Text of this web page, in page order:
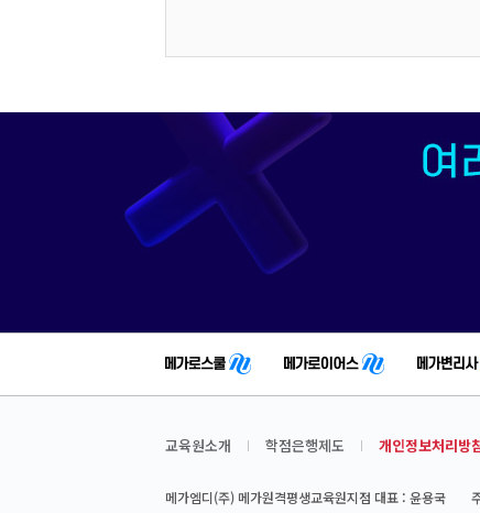
교육원소개 학점은행제도 개인정보처리방
메가엠디(주) 메가원격평생교육원지점 대표 : 윤용국